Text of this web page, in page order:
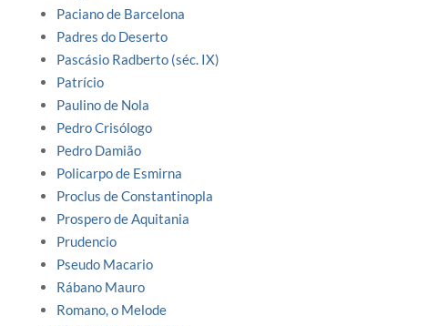
Paciano de Barcelona
Padres do Deserto
Pascásio Radberto (séc. IX)
Patrício
Paulino de Nola
Pedro Crisólogo
Pedro Damião
Policarpo de Esmirna
Proclus de Constantinopla
Prospero de Aquitania
Prudencio
Pseudo Macario
Rábano Mauro
Romano, o Melode